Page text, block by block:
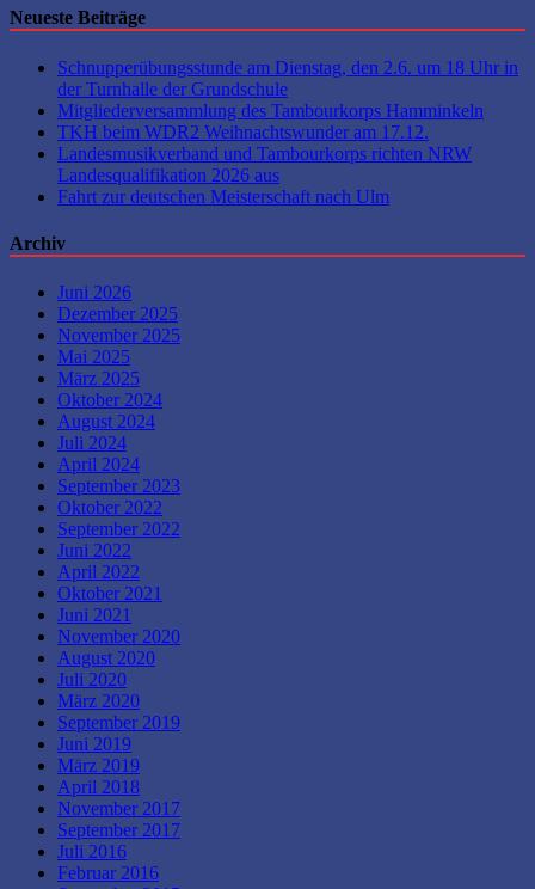
Neueste Beiträge
Schnupperübungsstunde am Dienstag, den 2.6. um 18 Uhr in
der Turnhalle der Grundschule
Mitgliederversammlung des Tambourkorps Hamminkeln
TKH beim WDR2 Weihnachtswunder am 17.12.
Landesmusikverband und Tambourkorps richten NRW
Landesqualifikation 2026 aus
Fahrt zur deutschen Meisterschaft nach Ulm
Archiv
Juni 2026
Dezember 2025
November 2025
Mai 2025
März 2025
Oktober 2024
August 2024
Juli 2024
April 2024
September 2023
Oktober 2022
September 2022
Juni 2022
April 2022
Oktober 2021
Juni 2021
November 2020
August 2020
Juli 2020
März 2020
September 2019
Juni 2019
März 2019
April 2018
November 2017
September 2017
Juli 2016
Februar 2016